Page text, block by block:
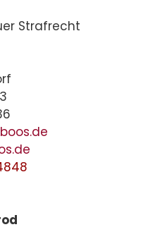
Strafrecht